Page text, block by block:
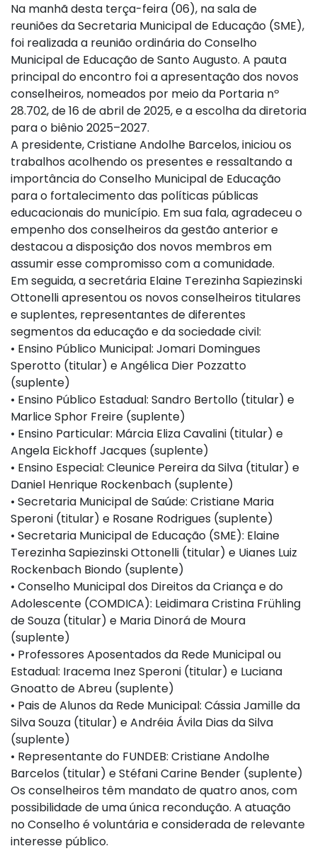
Na manhã desta terça-feira (06), na sala de
reuniões da Secretaria Municipal de Educação (SME),
foi realizada a reunião ordinária do Conselho
Municipal de Educação de Santo Augusto. A pauta
principal do encontro foi a apresentação dos novos
conselheiros, nomeados por meio da Portaria nº
28.702, de 16 de abril de 2025, e a escolha da diretoria
para o biênio 2025–2027.
A presidente, Cristiane Andolhe Barcelos, iniciou os
trabalhos acolhendo os presentes e ressaltando a
importância do Conselho Municipal de Educação
para o fortalecimento das políticas públicas
educacionais do município. Em sua fala, agradeceu o
empenho dos conselheiros da gestão anterior e
destacou a disposição dos novos membros em
assumir esse compromisso com a comunidade.
Em seguida, a secretária Elaine Terezinha Sapiezinski
Ottonelli apresentou os novos conselheiros titulares
e suplentes, representantes de diferentes
segmentos da educação e da sociedade civil:
• Ensino Público Municipal: Jomari Domingues
Sperotto (titular) e Angélica Dier Pozzatto
(suplente)
• Ensino Público Estadual: Sandro Bertollo (titular) e
Marlice Sphor Freire (suplente)
• Ensino Particular: Márcia Eliza Cavalini (titular) e
Angela Eickhoff Jacques (suplente)
• Ensino Especial: Cleunice Pereira da Silva (titular) e
Daniel Henrique Rockenbach (suplente)
• Secretaria Municipal de Saúde: Cristiane Maria
Speroni (titular) e Rosane Rodrigues (suplente)
• Secretaria Municipal de Educação (SME): Elaine
Terezinha Sapiezinski Ottonelli (titular) e Uianes Luiz
Rockenbach Biondo (suplente)
• Conselho Municipal dos Direitos da Criança e do
Adolescente (COMDICA): Leidimara Cristina Frühling
de Souza (titular) e Maria Dinorá de Moura
(suplente)
• Professores Aposentados da Rede Municipal ou
Estadual: Iracema Inez Speroni (titular) e Luciana
Gnoatto de Abreu (suplente)
• Pais de Alunos da Rede Municipal: Cássia Jamille da
Silva Souza (titular) e Andréia Ávila Dias da Silva
(suplente)
• Representante do FUNDEB: Cristiane Andolhe
Barcelos (titular) e Stéfani Carine Bender (suplente)
Os conselheiros têm mandato de quatro anos, com
possibilidade de uma única recondução. A atuação
no Conselho é voluntária e considerada de relevante
interesse público.